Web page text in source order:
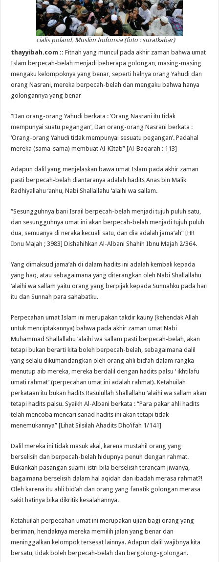
cialis poland. Muslim Indonsia (foto : suratkabar)
thayyibah.com ::Fitnah yang muncul pada akhir zaman bahwa umat
Islam berpecah-belah menjadi beberapa golongan, masing-masing
mengaku kelompoknya yang benar, seperti halnya orang Yahudi dan
orang Nasrani, mereka berpecah-belah dan mengaku bahwa hanya
golongannya yang benar
“Dan orang-orang Yahudi berkata : ‘Orang Nasrani itu tidak
mempunyai suatu pegangan’, Dan orang-orang Nasrani berkata :
‘Orang-orang Yahudi tidak mempunyai sesuatu pegangan’. Padahal
mereka (sama-sama) membuat Al-KItab” [Al-Baqarah : 113]
Adapun dalil yang menjelaskan bawa umat Islam pada akhir zaman
pasti berpecah-belah diantaranya adalah hadits Anas bin Malik
Radhiyallahu ‘anhu, Nabi Shallallahu ‘alaihi wa sallam.
“Sesungguhnya bani Israil berpecah-belah menjadi tujuh puluh satu,
dan sesungguhnya umat ini akan berpecah-belah menjadi tujuh puluh
dua, semuanya di neraka kecuali satu, dan dia adalah jama’ah” [HR
Ibnu Majah ; 3983] Dishahihkan Al-Albani Shahih Ibnu Majah 2/364.
Yang dimaksud jama’ah di dalam hadits ini adalah kembali kepada
yang haq, atau sebagaimana yang diterangkan oleh Nabi Shallallahu
‘alaihi wa sallam yaitu orang yang berpijak kepada Sunnahku pada hari
itu dan Sunnah para sahabatku.
Perpecahan umat Islam ini merupakan takdir kauny (kehendak Allah
untuk menciptakannya) bahwa pada akhir zaman umat Nabi
Muhammad Shallallahu ‘alaihi wa sallam pasti berpecah-belah, akan
tetapi bukan berarti kita boleh berpecah-belah, sebagaimana dalil
yang selalu dikumandangkan oleh orang ahli bid’ah dalam rangka
menutup aib mereka, mereka berdalil dengan hadits palsu ‘ ikhtilafu
umati rahmat’ (perpecahan umat ini adalah rahmat). Ketahuilah
perkataan itu bukan hadits Rasulullah Shallallahu ‘alaihi wa sallam akan
tetapi hadits palsu. Syaikh Al-Albani berkata : “Para pakar ahli hadits
telah mencoba mencari sanad hadits ini akan tetapi tidak
menemukannya” [Lihat Silsilah Ahadits Dho’ifah 1/141]
Dalil mereka ini tidak masuk akal, karena mustahil orang yang
berselisih dan berpecah-belah hidupnya penuh dengan rahmat.
Bukankah pasangan suami-istri bila berselisih terancam jiwanya,
bagaimana berselisih dalam hal aqidah dan ibadah merasa rahmat?!
Oleh karena itu ahli bid’ah dan orang yang fanatik golongan merasa
sakit hatinya bika dikritik kesalahannya.
Ketahuilah perpecahan umat ini merupakan ujian bagi orang yang
beriman, hendaknya mereka memilih jalan yang benar dan
meninggalkan kelompok tersesat lainnya. Adapun dalil wajibnya kita
bersatu, tidak boleh berpecah-belah dan bergolong-golongan.